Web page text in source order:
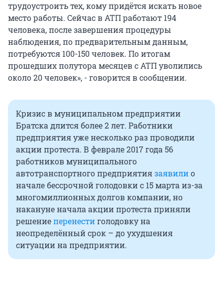
трудоустроить тех, кому придётся искать новое
место работы. Сейчас в АТП работают 194
человека, после завершения процедуры
наблюдения, по предварительным данным,
потребуются 100-150 человек. По итогам
прошедших полутора месяцев с АТП уволились
около 20 человек», - говорится в сообщении.
Кризис в муниципальном предприятии
Братска длится более 2 лет. Работники
предприятия уже несколько раз проводили
акции протеста. В феврале 2017 года 56
работников муниципального
автотранспортного предприятиязаявилио
начале бессрочной голодовки с 15 марта из-за
многомиллионных долгов компании, но
накануне начала акции протеста приняли
решениеперенестиголодовку на
неопределённый срок – до ухудшения
ситуации на предприятии.